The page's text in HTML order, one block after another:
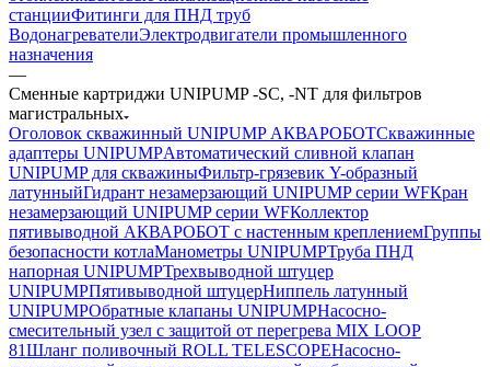
станцииФитинги для ПНД труб
ВодонагревателиЭлектродвигатели промышленного
назначения
—
Сменные картриджи UNIPUMP -SC, -NT для фильтров
магистральных
Оголовок скважинный UNIPUMP АКВАРОБОТСкважинные
адаптеры UNIPUMPАвтоматический сливной клапан
UNIPUMP для скважиныФильтр-грязевик Y-образный
латунныйГидрант незамерзающий UNIPUMP серии WFКран
незамерзающий UNIPUMP серии WFКоллектор
пятивыводной АКВАРОБОТ с настенным креплениемГруппы
безопасности котлаМанометры UNIPUMPТруба ПНД
напорная UNIPUMPТрехвыводной штуцер
UNIPUMPПятивыводной штуцерНиппель латунный
UNIPUMPОбратные клапаны UNIPUMPНасосно-
смесительный узел с защитой от перегрева MIX LOOP
81Шланг поливочный ROLL TELESCOPEНасосно-